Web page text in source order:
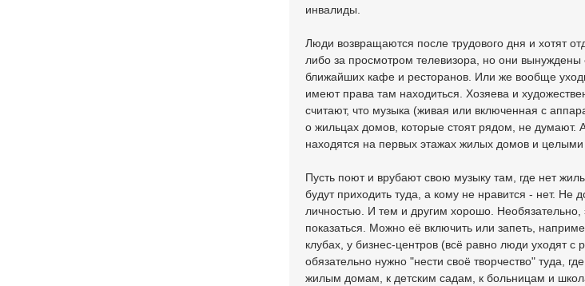
инвалиды.
Люди возвращаются после трудового дня и хотят
либо за просмотром телевизора, но они вынуждены
ближайших кафе и ресторанов. Или же вообще
имеют права там находиться. Хозяева и
считают, что музыка (живая или включенная с
о жильцах домов, которые стоят рядом, не думают.
находятся на первых этажах жилых домов и
Пусть поют и врубают свою музыку там, где нет
будут приходить туда, а кому не нравится - нет. Не
личностью. И тем и другим хорошо. Необязательно,
показаться. Можно её включить или запеть,
клубах, у бизнес-центров (всё равно люди уходят
обязательно нужно "нести своё творчество" туда,
жилым домам, к детским садам, к больницам и